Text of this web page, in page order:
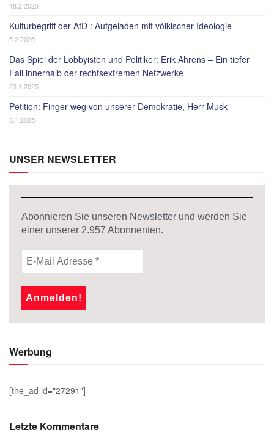
18.2.2025
Kulturbegriff der AfD : Aufgeladen mit völkischer Ideologie
5.2.2025
Das Spiel der Lobbyisten und Politiker: Erik Ahrens – Ein tiefer
Fall innerhalb der rechtsextremen Netzwerke
23.1.2025
Petition: Finger weg von unserer Demokratie, Herr Musk
3.1.2025
UNSER NEWSLETTER
Abonnieren Sie unseren Newsletter und werden Sie
einer unserer 2.957 Abonnenten.
Werbung
[the_ad id="27291"]
Letzte Kommentare